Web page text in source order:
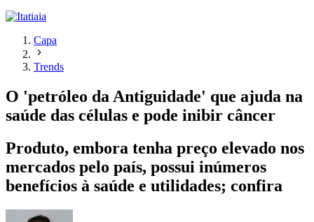
Capa
Trends
O 'petróleo da Antiguidade' que ajuda na
saúde das células e pode inibir câncer
Produto, embora tenha preço elevado nos
mercados pelo país, possui inúmeros
benefícios à saúde e utilidades; confira